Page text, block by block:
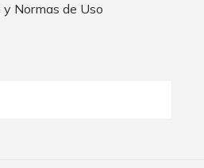
Normas de Uso